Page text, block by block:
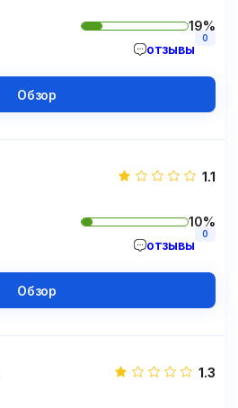
19%
отзывы
0
Обзор
1.1
10%
отзывы
0
Обзор
1.3